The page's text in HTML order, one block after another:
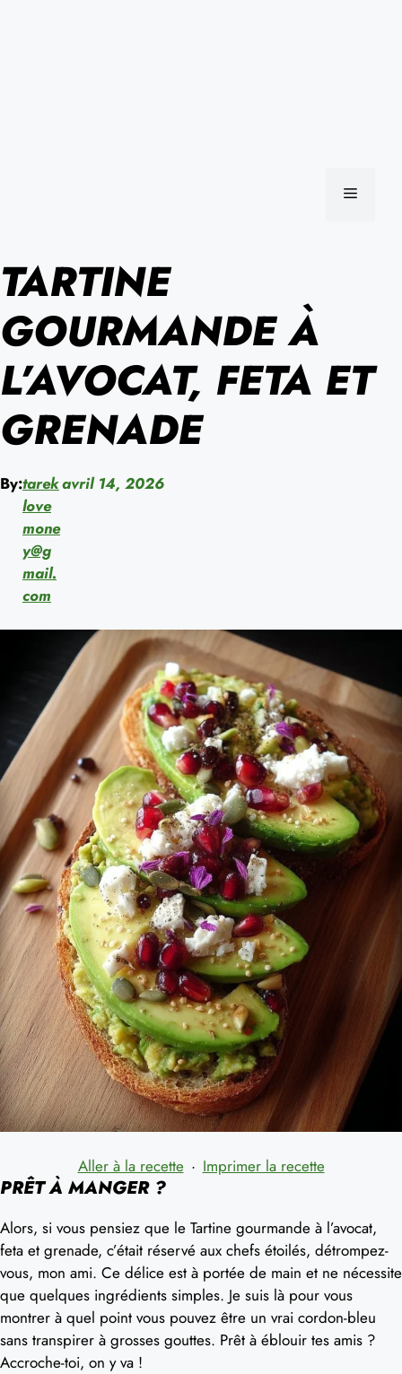
MENU
TARTINE
GOURMANDE À
L’AVOCAT, FETA ET
GRENADE
By:tarek
love
mone
y@g
mail.
com
avril 14, 2026
Aller à la recette · Imprimer la recette
PRÊT À MANGER ?
Alors, si vous pensiez que le Tartine gourmande à l’avocat,
feta et grenade, c’était réservé aux chefs étoilés, détrompez-
vous, mon ami. Ce délice est à portée de main et ne nécessite
que quelques ingrédients simples. Je suis là pour vous
montrer à quel point vous pouvez être un vrai cordon-bleu
sans transpirer à grosses gouttes. Prêt à éblouir tes amis ?
Accroche-toi, on y va !